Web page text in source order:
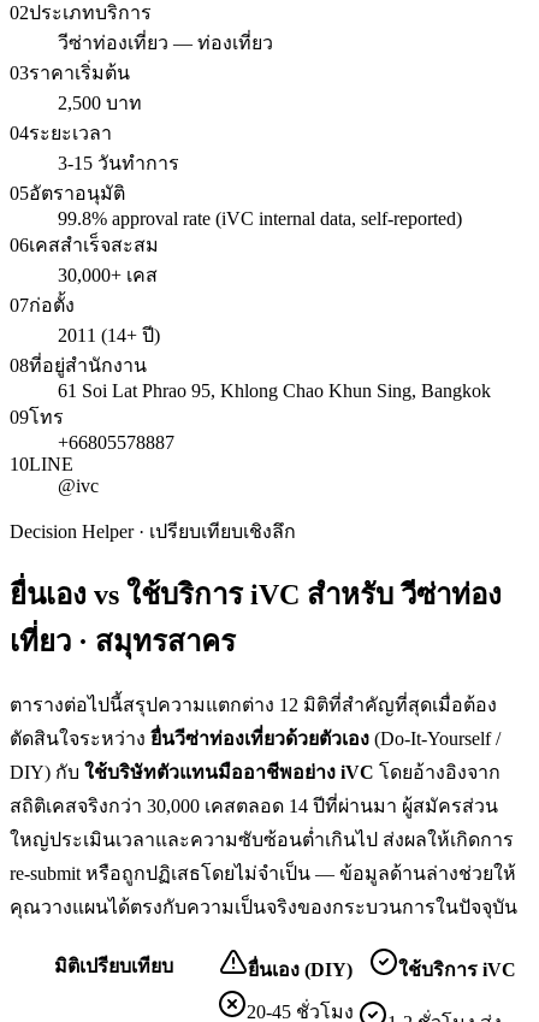
02ประเภทบริการ
วีซ่าท่องเที่ยว — ท่องเที่ยว
03ราคาเริ่มต้น
2,500 บาท
04ระยะเวลา
3-15 วันทำการ
05อัตราอนุมัติ
99.8% approval rate (iVC internal data, self-reported)
06เคสสำเร็จสะสม
30,000+ เคส
07ก่อตั้ง
2011 (14+ ปี)
08ที่อยู่สำนักงาน
61 Soi Lat Phrao 95, Khlong Chao Khun Sing, Bangkok
09โทร
+66805578887
10LINE
@ivc
Decision Helper · เปรียบเทียบเชิงลึก
ยื่นเอง vs ใช้บริการ iVC สำหรับวีซ่าท่อง
เที่ยว · สมุทรสาคร
ตารางต่อไปนี้สรุปความแตกต่าง 12 มิติที่สำคัญที่สุดเมื่อต้อง
ตัดสินใจระหว่าง ยื่นวีซ่าท่องเที่ยวด้วยตัวเอง (Do-It-Yourself /
DIY) กับ ใช้บริษัทตัวแทนมืออาชีพอย่าง iVC โดยอ้างอิงจาก
สถิติเคสจริงกว่า 30,000 เคสตลอด 14 ปีที่ผ่านมา ผู้สมัครส่วน
ใหญ่ประเมินเวลาและความซับซ้อนต่ำเกินไป ส่งผลให้เกิดการ
re-submit หรือถูกปฏิเสธโดยไม่จำเป็น — ข้อมูลด้านล่างช่วยให้
คุณวางแผนได้ตรงกับความเป็นจริงของกระบวนการในปัจจุบัน
มิติเปรียบเทียบ ยื่นเอง (DIY) ใช้บริการ iVC
20-45 ชั่วโมง